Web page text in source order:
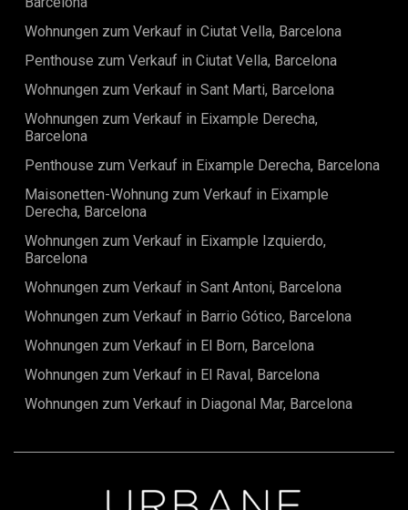
exklusive Immobilie ist ab dem 11. Juni verfügbar und wird
mit einem befristeten Mietvertrag von 6 bis 11 Monaten
Gelegenheit, eine brandneue Designerwohnung in einem
der bekanntesten Viertel Barcelonas zu
bewohnen.KontaktKontaktieren Sie Urbane International
Real Estate noch heute, um einen Besichtigungstermin zu
vereinbaren und Ihr neues Zuhause im Herzen Barcelonas
die das Stadtleben genießen möchten.Die Monatsmiete
beträgt 1.650 € und bietet eine hervorragende Gelegenheit,
eine moderne und hochwertige Wohnung in bester
Innenstadtlage zu mieten.Rechtlicher Hinweis:Die Wohnung
ist gemäß dem spanischen Wohnraumgesetz 12/2023 vom
ausgenommen, auch in Gebieten mit angespanntem
Wohnungsmarkt.
Wohnungen zum Verkauf in Ciutat Vella, Barcelona
Penthouse zum Verkauf in Ciutat Vella, Barcelona
Wohnungen zum Verkauf in Sant Marti, Barcelona
Wohnungen zum Verkauf in Eixample Derecha,
Barcelona
Penthouse zum Verkauf in Eixample Derecha, Barcelona
Maisonetten-Wohnung zum Verkauf in Eixample
Derecha, Barcelona
Wohnungen zum Verkauf in Eixample Izquierdo,
Barcelona
Wohnungen zum Verkauf in Sant Antoni, Barcelona
Wohnungen zum Verkauf in Barrio Gótico, Barcelona
Wohnungen zum Verkauf in El Born, Barcelona
Wohnungen zum Verkauf in El Raval, Barcelona
Wohnungen zum Verkauf in Diagonal Mar, Barcelona